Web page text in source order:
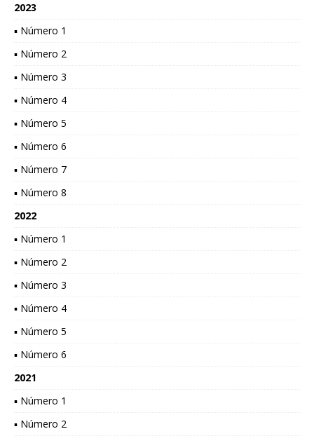
2023
▪ Número 1
▪ Número 2
▪ Número 3
▪ Número 4
▪ Número 5
▪ Número 6
▪ Número 7
▪ Número 8
2022
▪ Número 1
▪ Número 2
▪ Número 3
▪ Número 4
▪ Número 5
▪ Número 6
2021
▪ Número 1
▪ Número 2